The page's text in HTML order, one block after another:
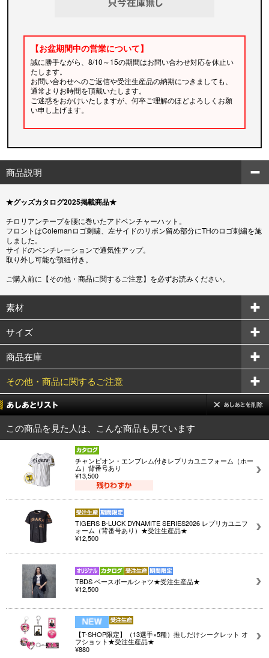
【お盆期間中の営業について】
誠に勝手ながら、8/10～15の期間はお問い合わせ対応を休止い
たします。
お問い合わせへのご返信や受注生産品の納期につきましても、
通常よりお時間を頂戴いたします。
ご迷惑をおかけいたしますが、何卒ご理解のほどよろしくお願
い申し上げます。
商品説明
★グッズカタログ2025掲載商品★
チロリアンテープを腰に巻いたアドベンチャーハット。
フロントはColemanロゴ刺繍、左サイドのリボン留め部分にTHのロゴ刺繍を施
しました。
サイドのベンチレーションで通気性アップ。
取り外し可能な顎紐付き。
ご購入前に【その他・商品に関するご注意】を必ずお読みください。
素材
サイズ
商品在庫
その他・商品に関するご注意
この商品を見た人は、こんな商品も見ています
チャンピオン・エンブレム付きレプリカユニフォーム（ホー
ム）背番号あり
¥13,500
TIGERS B-LUCK DYNAMITE SERIES2026 レプリカユニフ
ォーム（背番号あり）★受注生産品★
¥12,500
TBDS ベースボールシャツ★受注生産品★
¥12,500
【T-SHOP限定】（13選手×5種）推しだけシークレット オ
フショット★受注生産品★
¥880